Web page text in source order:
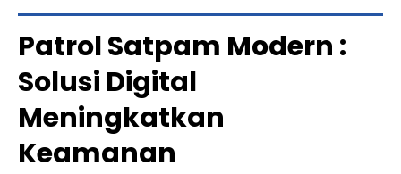
Patrol Satpam Modern :
Solusi Digital
Meningkatkan
Keamanan